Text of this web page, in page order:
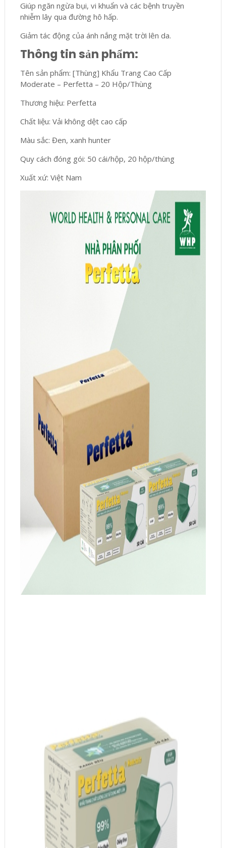
Giúp ngăn ngừa bụi, vi khuẩn và các bệnh truyền
nhiễm lây qua đường hô hấp.
Giảm tác động của ánh nắng mặt trời lên da.
Thông tin sản phẩm:
Tên sản phẩm: [Thùng] Khẩu Trang Cao Cấp
Moderate – Perfetta – 20 Hộp/Thùng
Thương hiệu: Perfetta
Chất liệu: Vải không dệt cao cấp
Màu sắc: Đen, xanh hunter
Quy cách đóng gói: 50 cái/hộp, 20 hộp/thùng
Xuất xứ: Việt Nam